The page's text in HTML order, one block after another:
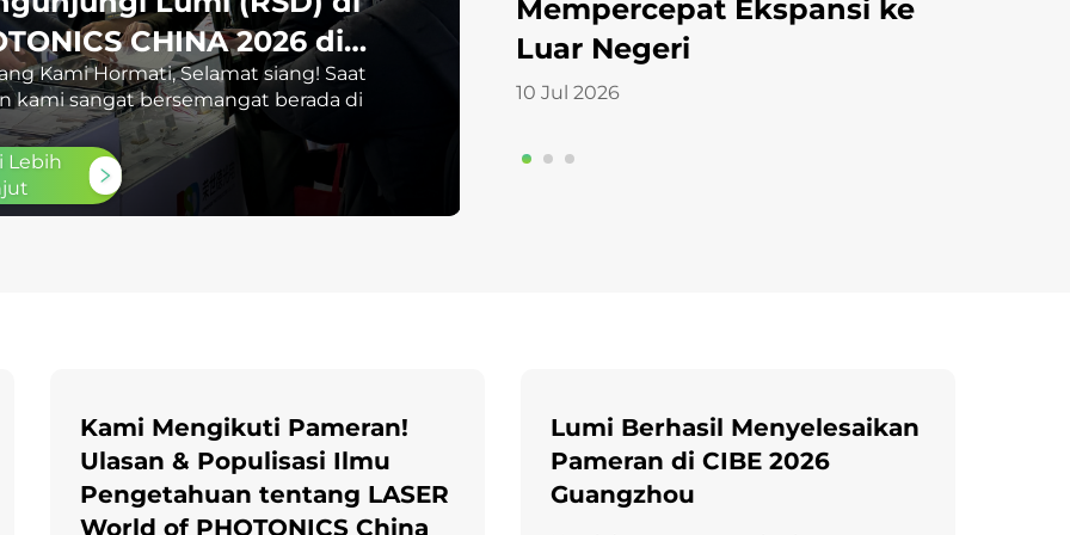
Luar Negeri
Internasional ke-16 (Laser Korea
KINTEX di Seoul, Korea Selatan.
tampil kuat dalam acara tersebut,
s...
Lebih
Mempercepat Ekspansi ke
Luar Negeri
10 Jul 2026
19 Mar 2026
Kami Mengikuti Pameran!
Ulasan & Populisasi Ilmu
Pengetahuan tentang LASER
World of PHOTONICS China
Lumi Berhasil Menyelesaikan
Pameran di CIBE 2026
Guangzhou